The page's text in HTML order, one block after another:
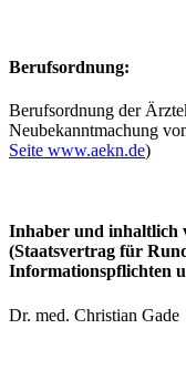
Berufsordnung:
Berufsordnung der
Neubekanntmachung
Seite www.aekn.de)
Inhaber und inhaltlich
(Staatsvertrag für
Informationspflichten
Dr. med. Christian Gade